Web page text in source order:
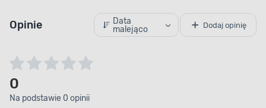
Opinie
Data
malejąco
Dodaj opinię
0
Na podstawie 0 opinii